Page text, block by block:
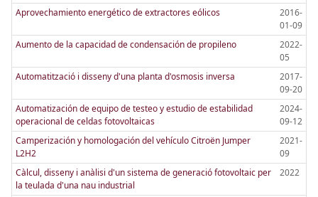
Aprovechamiento energético de extractores eólicos
2016-
01-09
Aumento de la capacidad de condensación de propileno
2022-
05
Automatització i disseny d'una planta d'osmosis inversa
2017-
09-20
Automatización de equipo de testeo y estudio de estabilidad
operacional de celdas fotovoltaicas
2024-
09-12
Camperización y homologación del vehículo Citroën Jumper
L2H2
2021-
09
Càlcul, disseny i anàlisi d'un sistema de generació fotovoltaic per
la teulada d'una nau industrial
2022